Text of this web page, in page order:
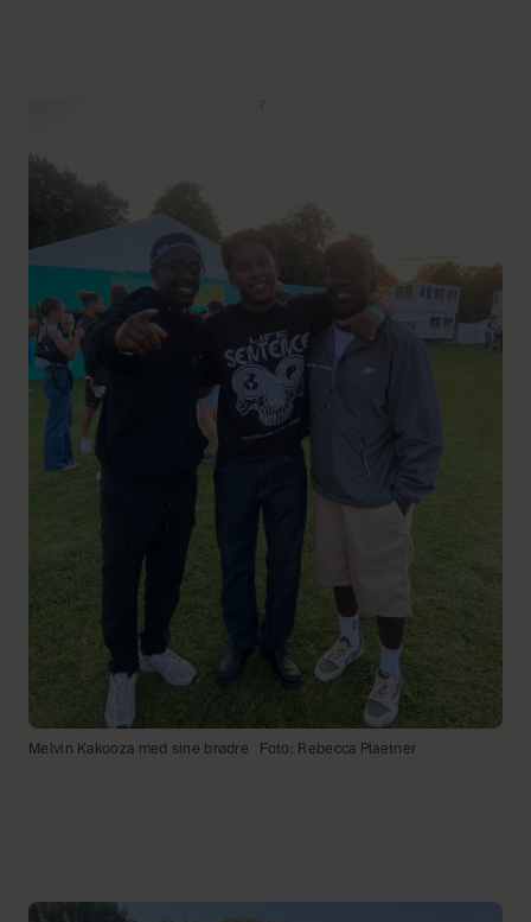
Melvin Kakooza med sine brødre Foto: Rebecca Plaetner